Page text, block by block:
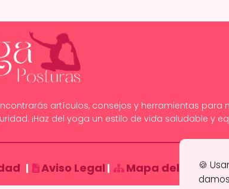
artículos, consejos y herramientas para
¡Haz del yoga un estilo de vida saludable y
| Aviso Legal | Mapa del sitio|
🍪